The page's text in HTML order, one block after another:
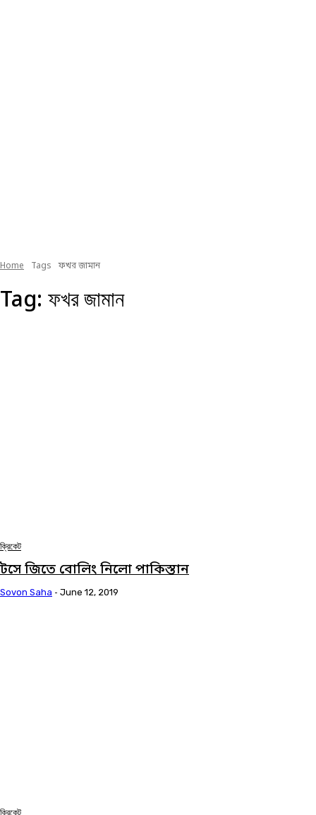
Home Tags ফখর জামান
Tag: ফখর জামান
ক্রিকেট
টসে জিতে বোলিং নিলো পাকিস্তান
Sovon Saha - June 12, 2019
ক্রিকেট